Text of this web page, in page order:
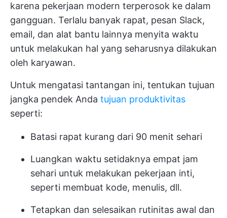
karena pekerjaan modern terperosok ke dalam
gangguan. Terlalu banyak rapat, pesan Slack,
email, dan alat bantu lainnya menyita waktu
untuk melakukan hal yang seharusnya dilakukan
oleh karyawan.
Untuk mengatasi tantangan ini, tentukan tujuan
jangka pendek Anda tujuan produktivitas
seperti:
Batasi rapat kurang dari 90 menit sehari
Luangkan waktu setidaknya empat jam
sehari untuk melakukan pekerjaan inti,
seperti membuat kode, menulis, dll.
Tetapkan dan selesaikan rutinitas awal dan